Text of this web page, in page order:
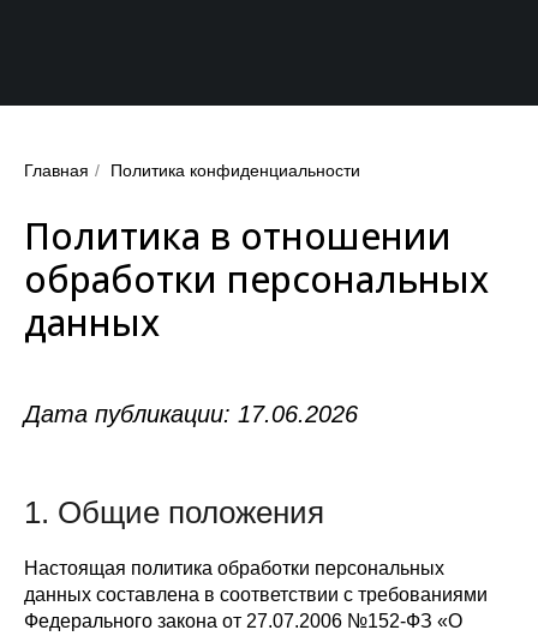
Главная / Политика конфиденциальности
Политика в отношении
обработки персональных
данных
Дата публикации: 17.06.2026
1. Общие положения
Настоящая политика обработки персональных
данных составлена в соответствии с требованиями
Федерального закона от 27.07.2006 №152-ФЗ «О